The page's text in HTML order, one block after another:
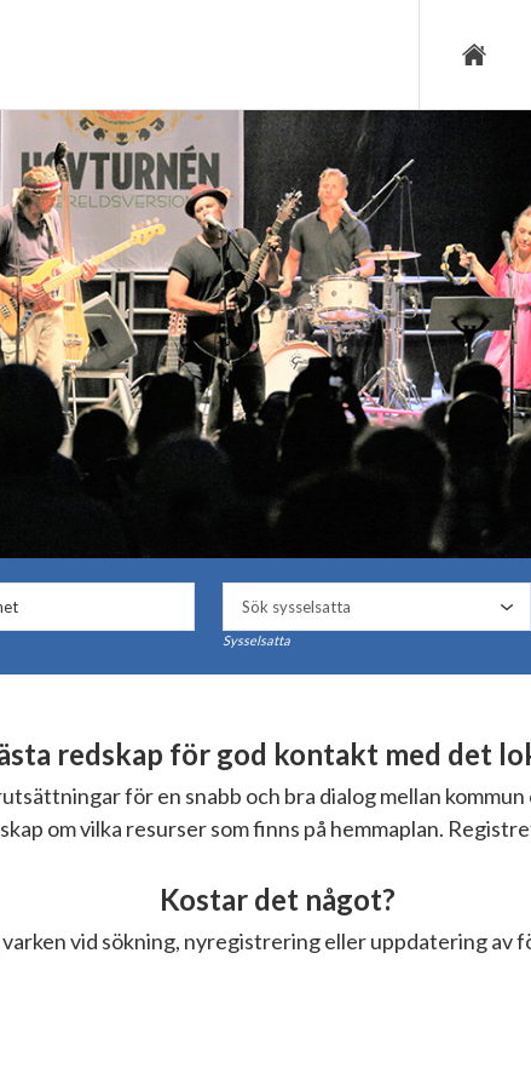
Sysselsatta
redskap för god kontakt med det
för en snabb och bra dialog mellan
om vilka resurser som finns på hemmaplan.
Kostar det något?
varken vid sökning, nyregistrering eller uppdatering av